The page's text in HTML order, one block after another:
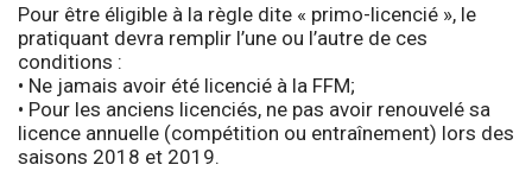
Pour être éligible à la règle dite « primo-licencié », le
pratiquant devra remplir l’une ou l’autre de ces
conditions :
• Ne jamais avoir été licencié à la FFM;
• Pour les anciens licenciés, ne pas avoir renouvelé sa
licence annuelle (compétition ou entraînement) lors des
saisons 2018 et 2019.